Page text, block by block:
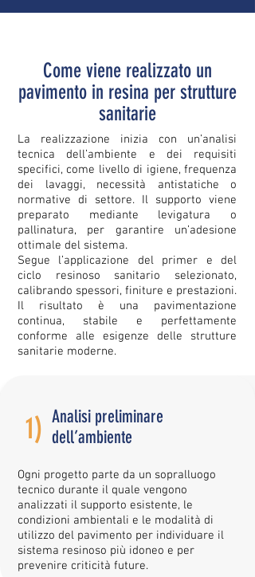
Come viene realizzato un
pavimento in resina per strutture
sanitarie
La realizzazione inizia con un’analisi
tecnica dell’ambiente e dei requisiti
specifici, come livello di igiene, frequenza
dei lavaggi, necessità antistatiche o
normative di settore. Il supporto viene
preparato mediante levigatura o
pallinatura, per garantire un’adesione
ottimale del sistema.
Segue l’applicazione del primer e del
ciclo resinoso sanitario selezionato,
calibrando spessori, finiture e prestazioni.
Il risultato è una pavimentazione
continua, stabile e perfettamente
conforme alle esigenze delle strutture
sanitarie moderne.
1) Analisi preliminare
dell’ambiente
Ogni progetto parte da un sopralluogo
tecnico durante il quale vengono
analizzati il supporto esistente, le
condizioni ambientali e le modalità di
utilizzo del pavimento per individuare il
sistema resinoso più idoneo e per
prevenire criticità future.